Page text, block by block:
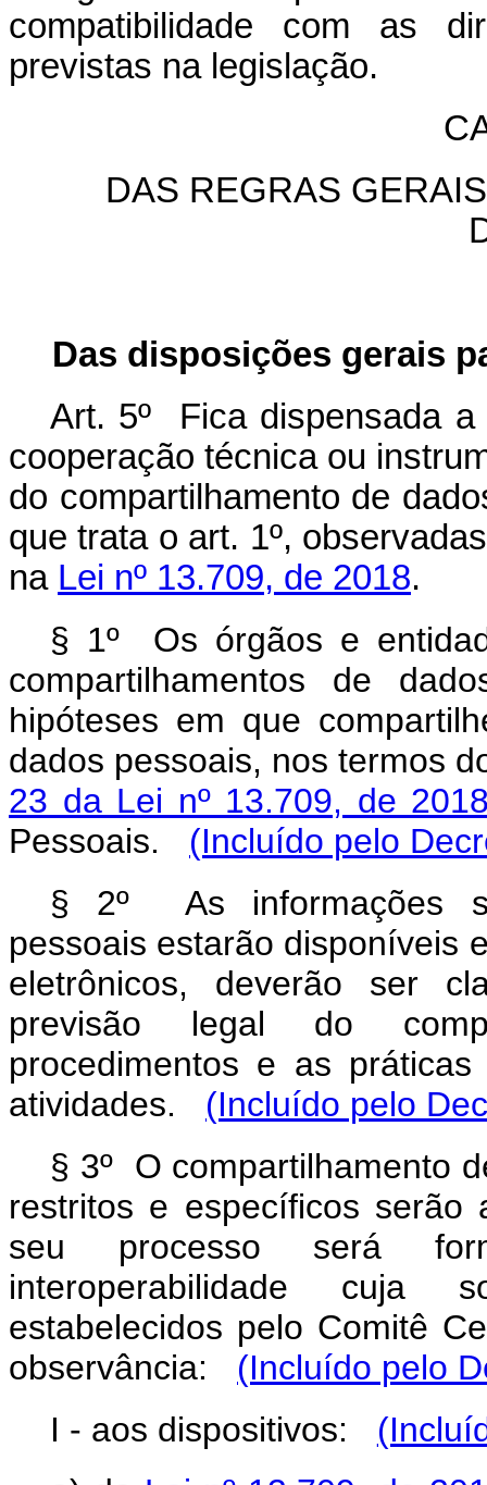
compatibilidade com as
previstas na legislação.
DAS REGRAS
Das disposições gerais
Art. 5º Fica dispensada
cooperação técnica ou
do compartilhamento de
que trata o art. 1º,
na Lei nº 13.709, de 2018.
§ 1º Os órgãos e
compartilhamentos de
hipóteses em que
dados pessoais, nos termos
23 da Lei nº 13.709, de
Pessoais. (Incluído pelo
§ 2º As informações
pessoais estarão disponíveis
eletrônicos, deverão ser
previsão legal do
procedimentos e as
atividades. (Incluído pelo
§ 3º O compartilhamento
restritos e específicos
seu processo será
interoperabilidade cuja
estabelecidos pelo Comitê
observância: (Incluído pelo
I - aos dispositivos: